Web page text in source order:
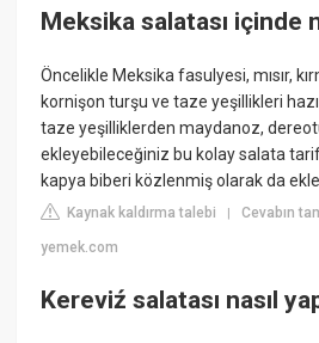
Meksika salatası içinde
Öncelikle Meksika fasulyesi, mısır,
kornişon turşu ve taze yeşillikleri
taze yeşilliklerden maydanoz,
ekleyebileceğiniz bu kolay salata
kapya biberi közlenmiş olarak da
Kaynak kaldırma talebi |Cevabın
yemek.com
Kereviź salatası nasıl